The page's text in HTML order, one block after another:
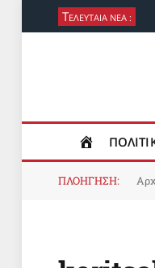
ΤΕΛΕΥΤΑΙΑ ΝΕΑ :
ΠΛΟΗΓΗΣΗ: